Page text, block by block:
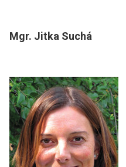
Mgr. Jitka Suchá